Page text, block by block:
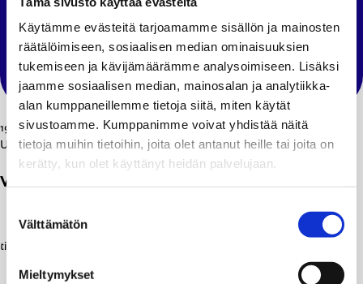
Käytämme evästeitä tarjoamamme sisällön ja mainosten
räätälöimiseen, sosiaalisen median ominaisuuksien
tukemiseen ja kävijämäärämme analysoimiseen. Lisäksi
jaamme sosiaalisen median, mainosalan ja analytiikka-
alan kumppaneillemme tietoja siitä, miten käytät
sivustoamme. Kumppanimme voivat yhdistää näitä
tietoja muihin tietoihin, joita olet antanut heille tai joita on
kerätty, kun olet käyttänyt heidän palvelujaan.
valinta
Välttämätön
Mieltymykset
19.01.2026
Uutiset
Vuoden 2026 Raikkaita suuntia -festivaali on täällä